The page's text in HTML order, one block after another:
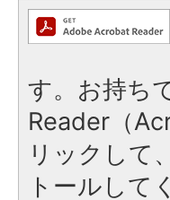
す。お持ち
Reader（
リックして
トールして